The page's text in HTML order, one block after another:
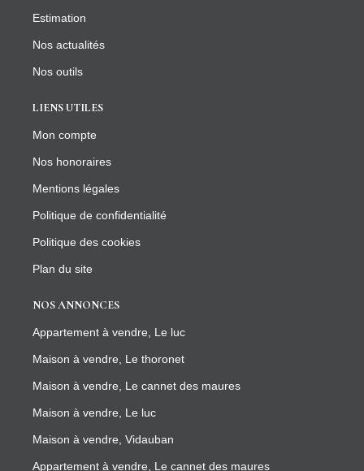
Estimation
Nos actualités
Nos outils
LIENS UTILES
Mon compte
Nos honoraires
Mentions légales
Politique de confidentialité
Politique des cookies
Plan du site
NOS ANNONCES
Appartement à vendre, Le luc
Maison à vendre, Le thoronet
Maison à vendre, Le cannet des maures
Maison à vendre, Le luc
Maison à vendre, Vidauban
Appartement à vendre, Le cannet des maures